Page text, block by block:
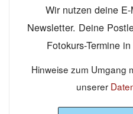
Wir nutzen deine
Newsletter. Deine
Fotokurs-Termine
Hinweise zum Umgang
unserer